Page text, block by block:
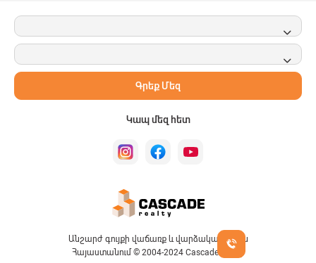
Գրեք Մեզ
Կապ մեզ հետ
Անշարժ գույքի վաճառք և վարձակալություն
Հայաստանում © 2004-2024 Cascade Realty